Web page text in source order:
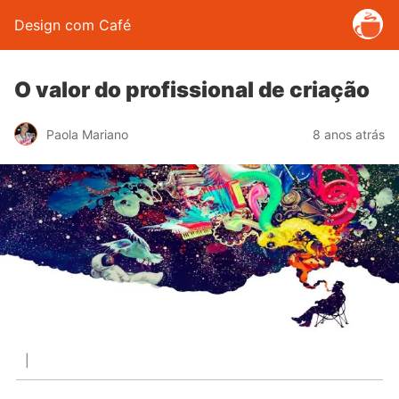
Design com Café
O valor do profissional de criação
Paola Mariano 8 anos atrás